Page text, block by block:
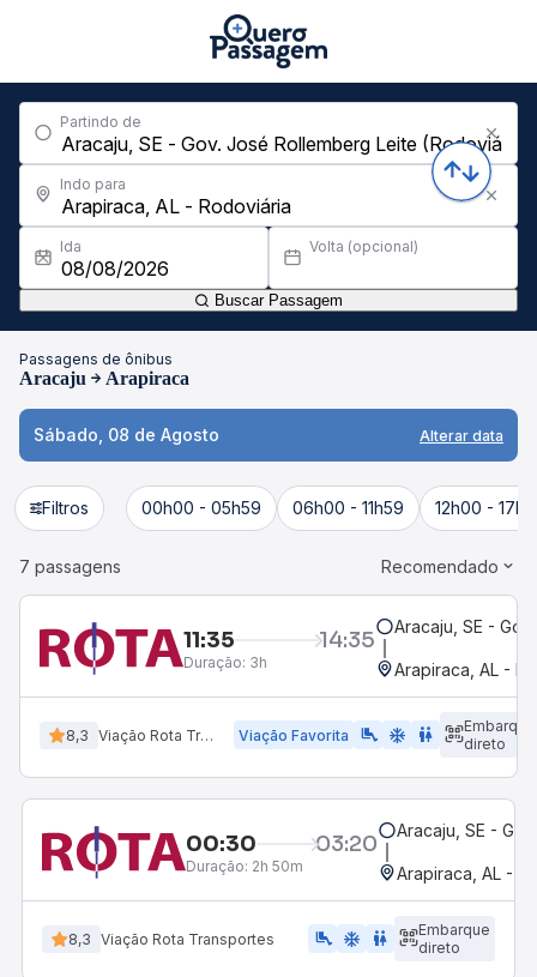
Partindo de
Indo para
Ida Volta (opcional)
Buscar Passagem
Passagens de ônibus
Aracaju Arapiraca
Sábado, 08 de Agosto Alterar data
Filtros 00h00 - 05h59 06h00 - 11h59 12h00 -
7 passagens Recomendado
11:35 14:35
Duração: 3h
Aracaju, SE -
Arapiraca, AL -
8,3 Viação Rota Transportes Viação Favorita airline_seat_legroom_extra ac_unit WC
Embarque
direto
00:30 03:20
Duração: 2h 50m
Aracaju, SE -
Arapiraca, AL -
8,3 Viação Rota Transportes airline_seat_legroom_extra ac_unit WC
Embarque
direto